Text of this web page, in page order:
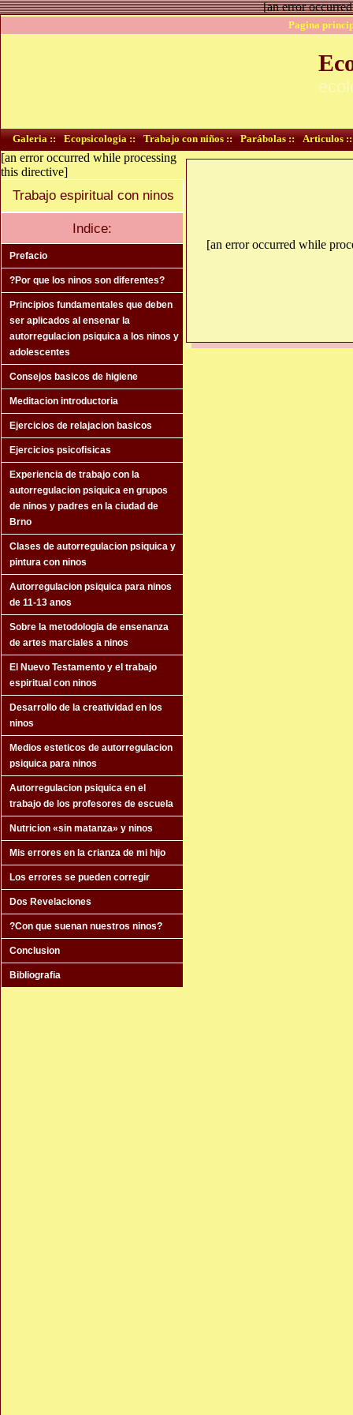
[an error
Pagina
Galeria :: Ecopsicologia :: Trabajo con niños :: Parábolas :: Articulos ::
[an error occurred while processing
this directive]
Trabajo espiritual con ninos
Indice:
Prefacio
?Por que los ninos son diferentes?
Principios fundamentales que deben
ser aplicados al ensenar la
autorregulacion psiquica a los ninos y
adolescentes
Consejos basicos de higiene
Meditacion introductoria
Ejercicios de relajacion basicos
Ejercicios psicofisicas
Experiencia de trabajo con la
autorregulacion psiquica en grupos
de ninos y padres en la ciudad de
Brno
Clases de autorregulacion psiquica y
pintura con ninos
Autorregulacion psiquica para ninos
de 11-13 anos
Sobre la metodologia de ensenanza
de artes marciales a ninos
El Nuevo Testamento y el trabajo
espiritual con ninos
Desarrollo de la creatividad en los
ninos
Medios esteticos de autorregulacion
psiquica para ninos
Autorregulacion psiquica en el
trabajo de los profesores de escuela
Nutricion «sin matanza» y ninos
Mis errores en la crianza de mi hijo
Los errores se pueden corregir
Dos Revelaciones
?Con que suenan nuestros ninos?
Conclusion
Bibliografia
[an error occurred while